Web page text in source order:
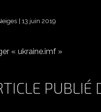
13 juin 2019
« ukraine.imf »
PUBLIÉ